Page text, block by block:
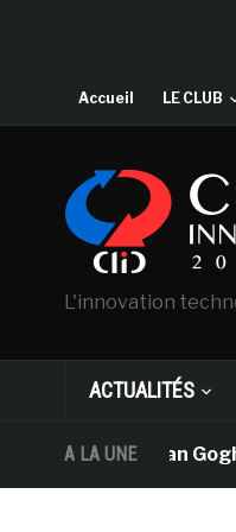
Accueil LE CLUB
L'innovation
ACTUALITÉS
A LA UNE
Le musée Van Gogh